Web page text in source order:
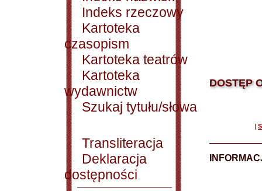
Indeks rzeczowy
Kartoteka
czasopism
Kartoteka teatrów
Kartoteka
wydawnictw
Szukaj tytułu/słowa
Transliteracja
Deklaracja
dostępności
DOSTĘP
|